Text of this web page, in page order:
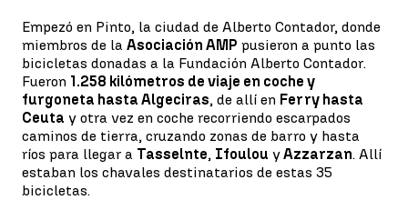
Empezó en Pinto, la ciudad de Alberto Contador, donde
miembros de la Asociación AMP pusieron a punto las
bicicletas donadas a la Fundación Alberto Contador.
Fueron 1.258 kilómetros de viaje en coche y
furgoneta hasta Algeciras, de allí en Ferry hasta
Ceuta y otra vez en coche recorriendo escarpados
caminos de tierra, cruzando zonas de barro y hasta
ríos para llegar a Tasselnte, Ifoulou yAzzarzan. Allí
estaban los chavales destinatarios de estas 35
bicicletas.